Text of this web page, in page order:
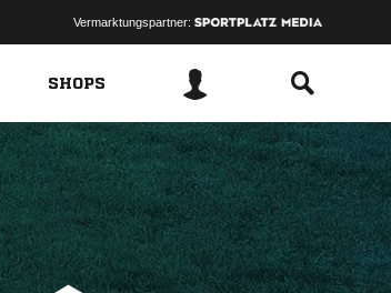
Vermarktungspartner:
SHOPS